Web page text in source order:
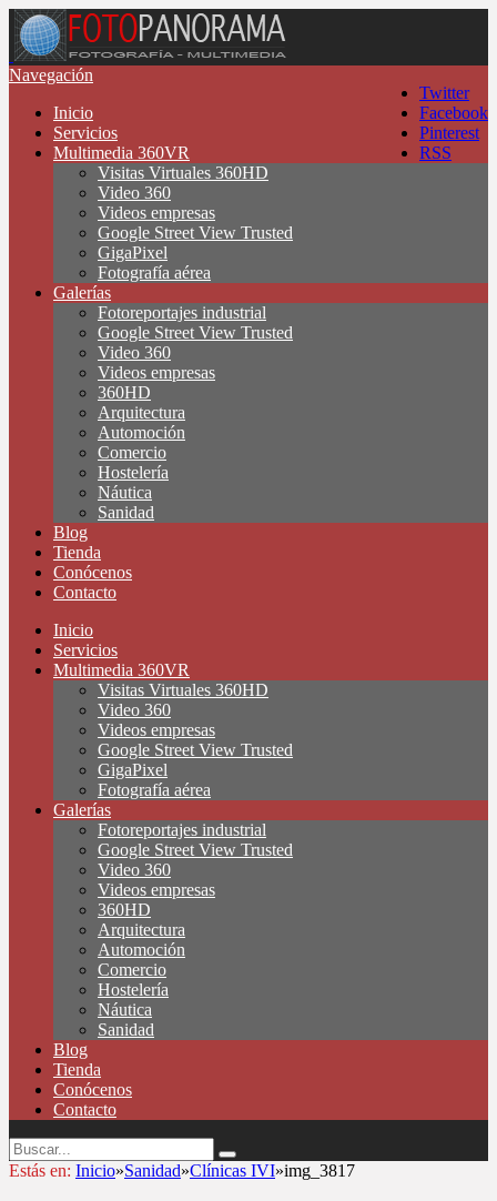
Twitter
Facebook
Pinterest
RSS
Navegación
Inicio
Servicios
Multimedia 360VR
Visitas Virtuales 360HD
Video 360
Videos empresas
Google Street View Trusted
GigaPixel
Fotografía aérea
Galerías
Fotoreportajes industrial
Google Street View Trusted
Video 360
Videos empresas
360HD
Arquitectura
Automoción
Comercio
Hostelería
Náutica
Sanidad
Blog
Tienda
Conócenos
Contacto
Inicio
Servicios
Multimedia 360VR
Visitas Virtuales 360HD
Video 360
Videos empresas
Google Street View Trusted
GigaPixel
Fotografía aérea
Galerías
Fotoreportajes industrial
Google Street View Trusted
Video 360
Videos empresas
360HD
Arquitectura
Automoción
Comercio
Hostelería
Náutica
Sanidad
Blog
Tienda
Conócenos
Contacto
Estás en: Inicio»Sanidad»Clínicas IVI»img_3817